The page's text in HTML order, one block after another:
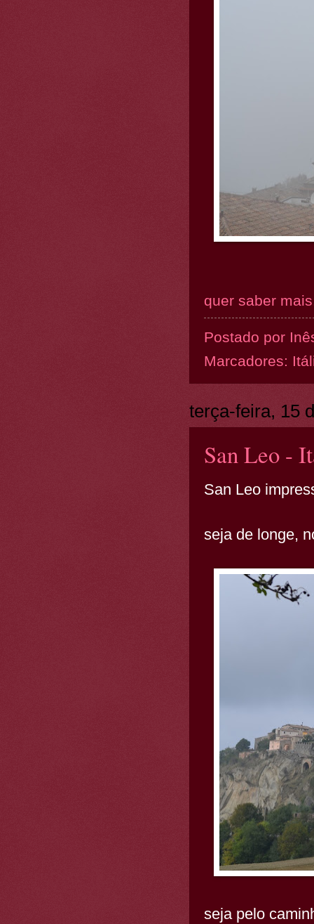
quer saber
Postado por
Marcadores:
terça-feira, 15
San Leo -
San Leo
seja de longe,
seja pelo